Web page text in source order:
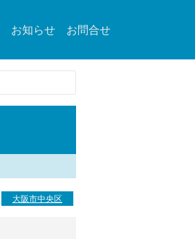
お知らせ お問合せ
大阪市中央区